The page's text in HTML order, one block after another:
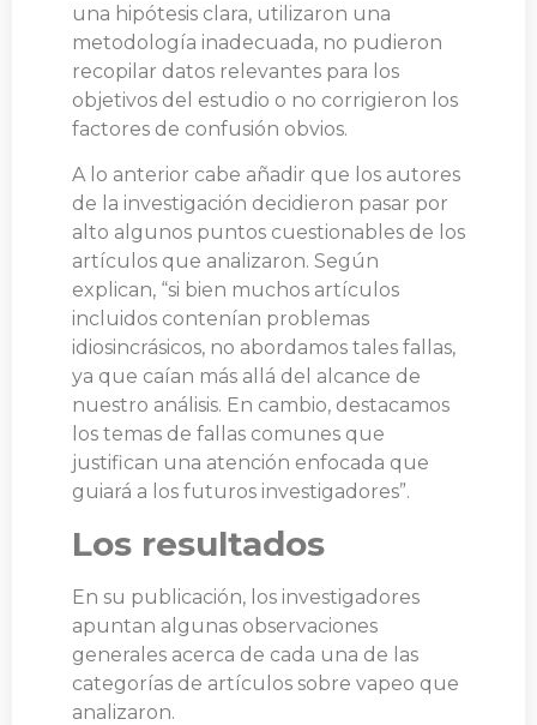
una hipótesis clara, utilizaron una
metodología inadecuada, no pudieron
recopilar datos relevantes para los
objetivos del estudio o no corrigieron los
factores de confusión obvios.
A lo anterior cabe añadir que los autores
de la investigación decidieron pasar por
alto algunos puntos cuestionables de los
artículos que analizaron. Según
explican, “si bien muchos artículos
incluidos contenían problemas
idiosincrásicos, no abordamos tales fallas,
ya que caían más allá del alcance de
nuestro análisis. En cambio, destacamos
los temas de fallas comunes que
justifican una atención enfocada que
guiará a los futuros investigadores”.
Los resultados
En su publicación, los investigadores
apuntan algunas observaciones
generales acerca de cada una de las
categorías de artículos sobre vapeo que
analizaron.